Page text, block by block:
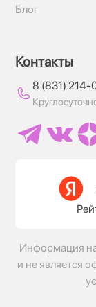
Блог
Контакты
8 (831)
Информация
и не является